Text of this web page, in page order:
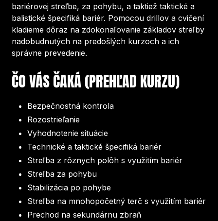
bariérovej streľbe, za pohybu, a taktiež taktické a
balistické špecifiká bariér. Pomocou drillov a cvičení
kladieme dôraz na zdokonaľovanie základov streľby
nadobudnutých na predošlých kurzoch a ich
správne prevedenie.
ČO VÁS ČAKÁ (PREHĽAD KURZU)
Bezpečnostná kontrola
Rozostrieľanie
Vyhodnotenie situácie
Technické a taktické špecifiká bariér
Streľba z rôznych polôh s využitím bariér
Streľba za pohybu
Stabilizácia po pohybe
Streľba na mnohopočetný terč s využitím bariér
Prechod na sekundárnu zbraň